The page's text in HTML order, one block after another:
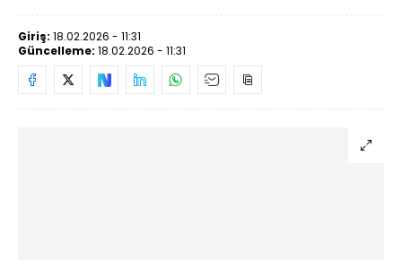
Giriş: 18.02.2026 - 11:31
Güncelleme: 18.02.2026 - 11:31